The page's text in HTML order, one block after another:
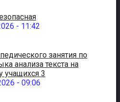
- 11:42
занятия по
анализа текста на
учащихся 3
- 09:06